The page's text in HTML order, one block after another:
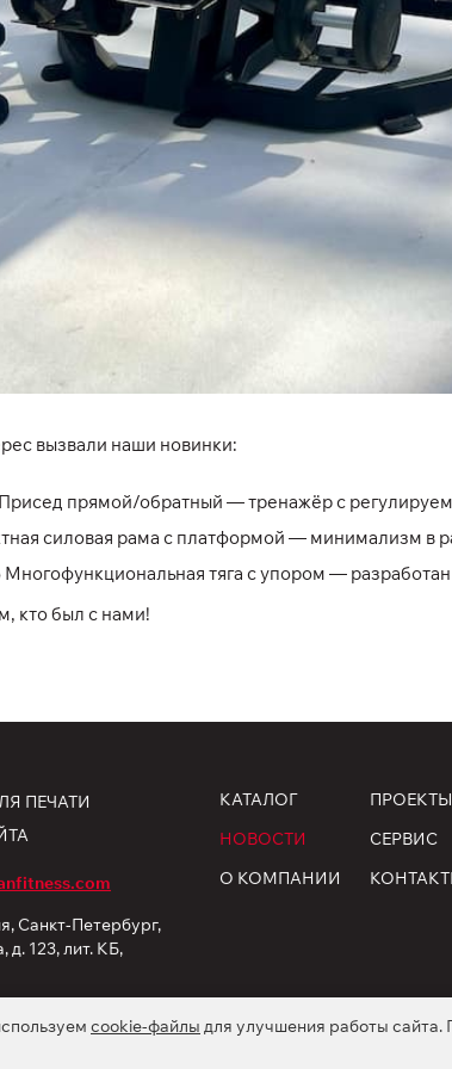
вызвали наши новинки:
прямой/обратный — тренажёр с
силовая рама с платформой — минимализм в
Многофункциональная тяга с упором —
кто был с нами!
ПЕЧАТИ
Санкт-Петербург,
д. 123, лит. КБ,
КАТАЛОГ
НОВОСТИ
О КОМПАНИИ
ПРОЕКТЫ
СЕРВИС
Продактс». Все права защищены.
cookie-файлы для улучшения работы сайта.